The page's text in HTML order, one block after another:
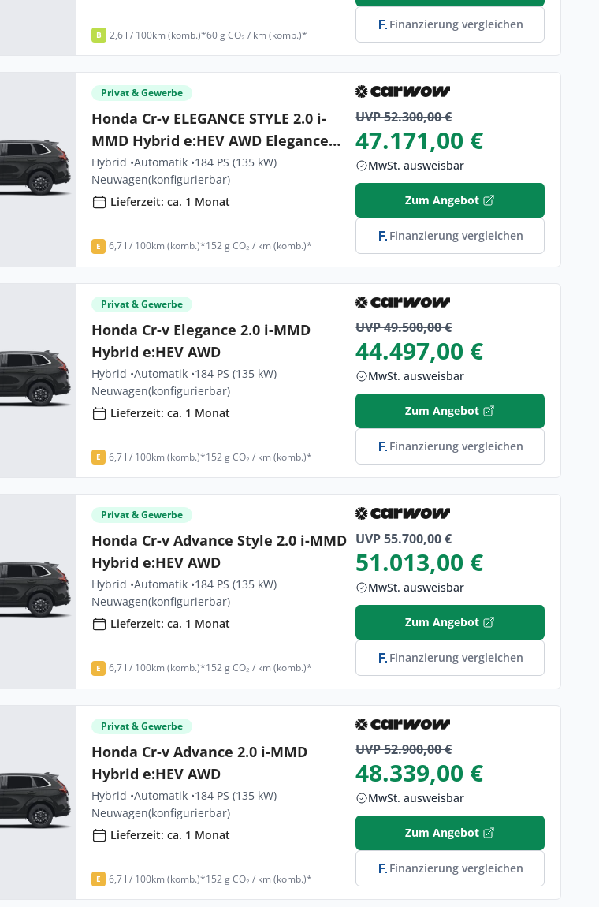
B 2,6 l / 100km (komb.)*60 g CO₂ / km (komb.)*
Finanzierung vergleichen
Privat & Gewerbe
Honda Cr-v ELEGANCE STYLE 2.0 i-
MMD Hybrid e:HEV AWD Elegance
Styl
Hybrid •Automatik •184 PS (135 kW)
Neuwagen(konfigurierbar)
Lieferzeit: ca. 1 Monat
E 6,7 l / 100km (komb.)*152 g CO₂ / km (komb.)*
UVP 52.300,00 €
47.171,00 €
MwSt. ausweisbar
Zum Angebot
Finanzierung vergleichen
Privat & Gewerbe
Honda Cr-v Elegance 2.0 i-MMD
Hybrid e:HEV AWD
Hybrid •Automatik •184 PS (135 kW)
Neuwagen(konfigurierbar)
Lieferzeit: ca. 1 Monat
E 6,7 l / 100km (komb.)*152 g CO₂ / km (komb.)*
UVP 49.500,00 €
44.497,00 €
MwSt. ausweisbar
Zum Angebot
Finanzierung vergleichen
Privat & Gewerbe
Honda Cr-v Advance Style 2.0 i-MMD
Hybrid e:HEV AWD
Hybrid •Automatik •184 PS (135 kW)
Neuwagen(konfigurierbar)
Lieferzeit: ca. 1 Monat
E 6,7 l / 100km (komb.)*152 g CO₂ / km (komb.)*
UVP 55.700,00 €
51.013,00 €
MwSt. ausweisbar
Zum Angebot
Finanzierung vergleichen
Privat & Gewerbe
Honda Cr-v Advance 2.0 i-MMD
Hybrid e:HEV AWD
Hybrid •Automatik •184 PS (135 kW)
Neuwagen(konfigurierbar)
Lieferzeit: ca. 1 Monat
E 6,7 l / 100km (komb.)*152 g CO₂ / km (komb.)*
UVP 52.900,00 €
48.339,00 €
MwSt. ausweisbar
Zum Angebot
Finanzierung vergleichen